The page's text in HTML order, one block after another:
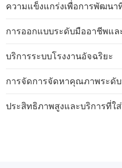
ความแข็งแกร่งเพื่อการพัฒนา
การออกแบบระดับมืออาชีพแล
บริการระบบโรงงานอัจฉริยะ
การจัดการจัดหาคุณภาพระดั
ประสิทธิภาพสูงและบริการที่ใส่